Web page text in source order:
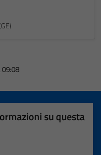
su questa